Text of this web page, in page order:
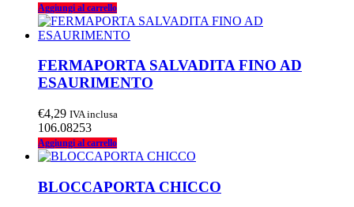
Aggiungi al carrello
FERMAPORTA SALVADITA FINO AD
ESAURIMENTO
€4,29 IVA inclusa
106.08253
Aggiungi al carrello
BLOCCAPORTA CHICCO